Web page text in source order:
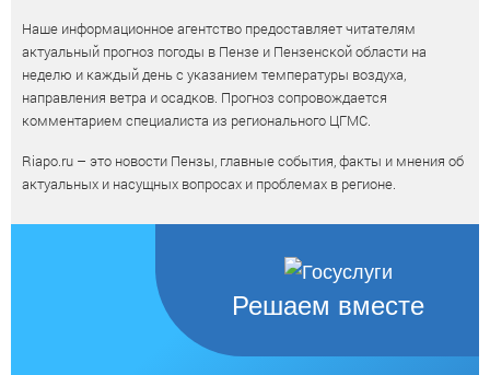
Наше информационное агентство предоставляет читателям
актуальный прогноз погоды в Пензе и Пензенской области на
неделю и каждый день с указанием температуры воздуха,
направления ветра и осадков. Прогноз сопровождается
комментарием специалиста из регионального ЦГМС.
Riapo.ru – это новости Пензы, главные события, факты и мнения об
актуальных и насущных вопросах и проблемах в регионе.
Решаем вместе